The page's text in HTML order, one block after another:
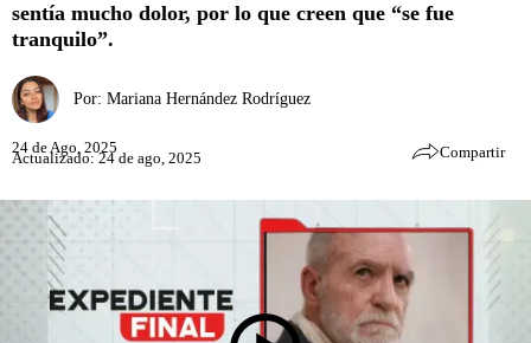
sentía mucho dolor, por lo que creen que “se fue
tranquilo”.
Por: Mariana Hernández Rodríguez
24 de Ago, 2025
Actualizado: 24 de ago, 2025 Compartir